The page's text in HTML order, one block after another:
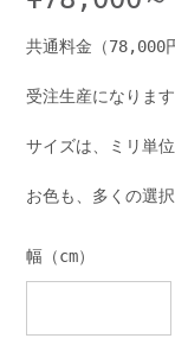
共通料金（78,000
受注生産になります
サイズは、ミリ単
お色も、多くの選
幅（cm）